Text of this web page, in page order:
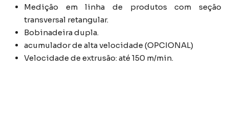
Medição em linha de produtos com seção
transversal retangular.
Bobinadeira dupla.
acumulador de alta velocidade (OPCIONAL)
Velocidade de extrusão: até 150 m/min.